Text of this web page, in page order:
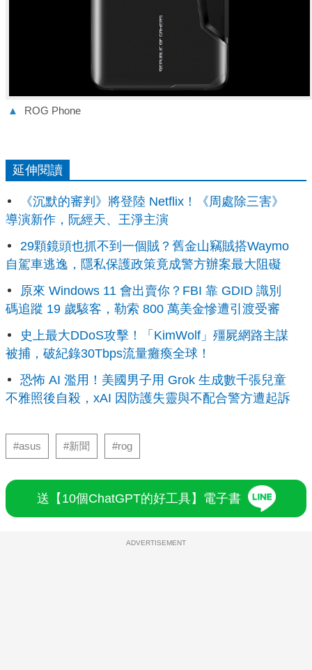
▲ ROG Phone
延伸閱讀
《沉默的審判》將登陸 Netflix！《周處除三害》
導演新作，阮經天、王淨主演
29顆鏡頭也抓不到一個賊？舊金山竊賊搭Waymo
自駕車逃逸，隱私保護政策竟成警方辦案最大阻礙
原來 Windows 11 會出賣你？FBI 靠 GDID 識別
碼追蹤 19 歲駭客，勒索 800 萬美金慘遭引渡受審
史上最大DDoS攻擊！「KimWolf」殭屍網路主謀
被捕，破紀錄30Tbps流量癱瘓全球！
恐怖 AI 濫用！美國男子用 Grok 生成數千張兒童
不雅照後自殺，xAI 因防護失靈與不配合警方遭起訴
#asus #新聞 #rog
送【10個ChatGPT的好工具】電子書
ADVERTISEMENT